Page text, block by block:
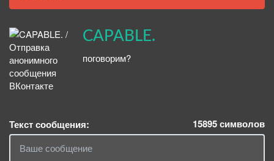
CAPABLE.
поговорим?
Текст сообщения: 15895символов